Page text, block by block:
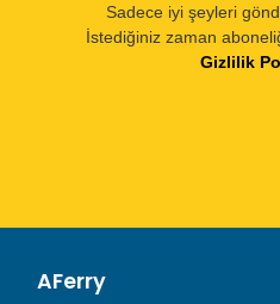
Sadece iyi şeyleri
İstediğiniz zaman
Gizlilik
AFerry